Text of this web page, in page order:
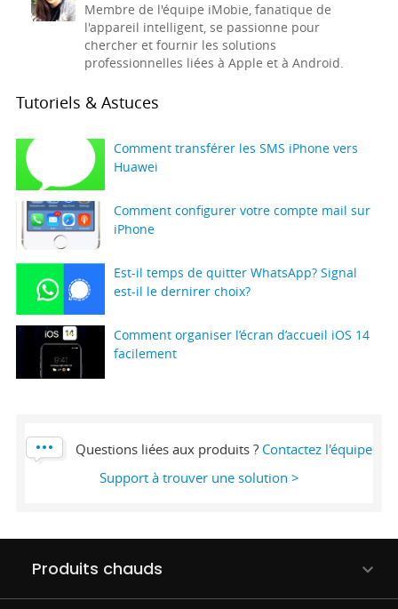
Membre de l'équipe iMobie, fanatique de
l'appareil intelligent, se passionne pour
chercher et fournir les solutions
professionnelles liées à Apple et à Android.
Tutoriels & Astuces
Comment transférer les SMS iPhone vers
Huawei
Comment configurer votre compte mail sur
iPhone
Est-il temps de quitter WhatsApp? Signal
est-il le dernirer choix?
Comment organiser l’écran d’accueil iOS 14
facilement
Questions liées aux produits ? Contactez l'équipe
Support à trouver une solution >
Produits chauds